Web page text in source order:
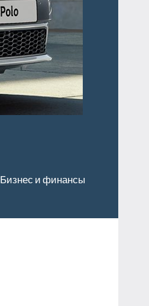
Бизнес и финансы